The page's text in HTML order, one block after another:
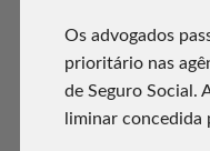
Os advogados
prioritário nas
de Seguro Social.
liminar concedida